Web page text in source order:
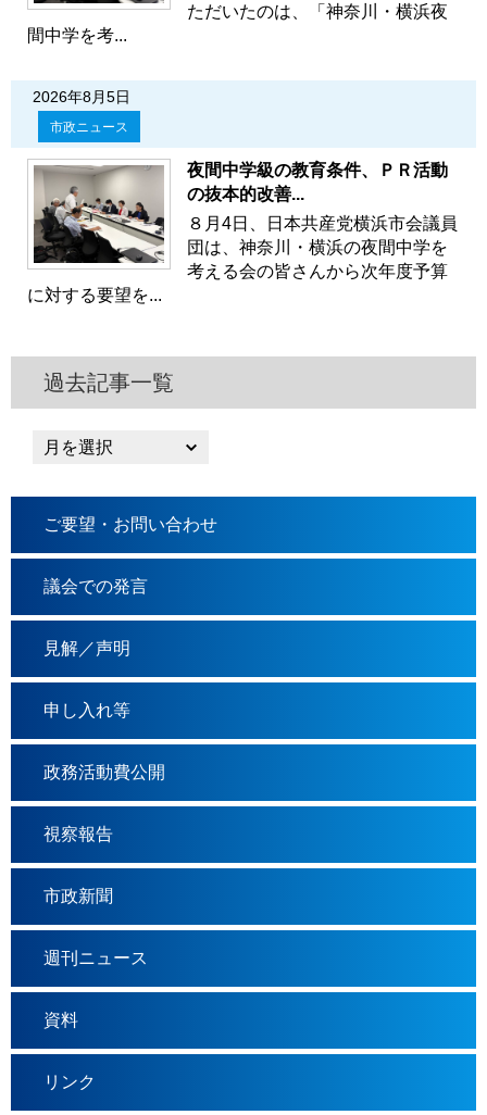
ただいたのは、「神奈川・横浜夜
間中学を考...
2026年8月5日
市政ニュース
夜間中学級の教育条件、ＰＲ活動
の抜本的改善...
８月4日、日本共産党横浜市会議員
団は、神奈川・横浜の夜間中学を
考える会の皆さんから次年度予算
に対する要望を...
過去記事一覧
ご要望・お問い合わせ
議会での発言
見解／声明
申し入れ等
政務活動費公開
視察報告
市政新聞
週刊ニュース
資料
リンク